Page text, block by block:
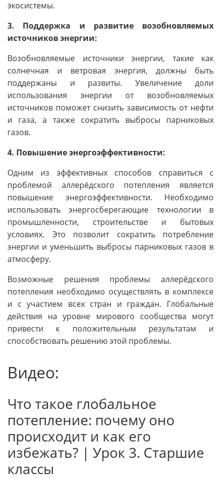
экосистемы.
3. Поддержка и развитие возобновляемых
источников энергии:
Возобновляемые источники энергии, такие как
солнечная и ветровая энергия, должны быть
поддержаны и развиты. Увеличение доли
использования энергии от возобновляемых
источников поможет снизить зависимость от нефти
и газа, а также сократить выбросы парниковых
газов.
4. Повышение энергоэффективности:
Одним из эффективных способов справиться с
проблемой аллерёдского потепления является
повышение энергоэффективности. Необходимо
использовать энергосберегающие технологии в
промышленности, строительстве и бытовых
условиях. Это позволит сократить потребление
энергии и уменьшить выбросы парниковых газов в
атмосферу.
Возможные решения проблемы аллерёдского
потепления необходимо осуществлять в комплексе
и с участием всех стран и граждан. Глобальные
действия на уровне мирового сообщества могут
привести к положительным результатам и
способствовать решению этой проблемы.
Видео:
Что такое глобальное
потепление: почему оно
происходит и как его
избежать? | Урок 3. Старшие
классы